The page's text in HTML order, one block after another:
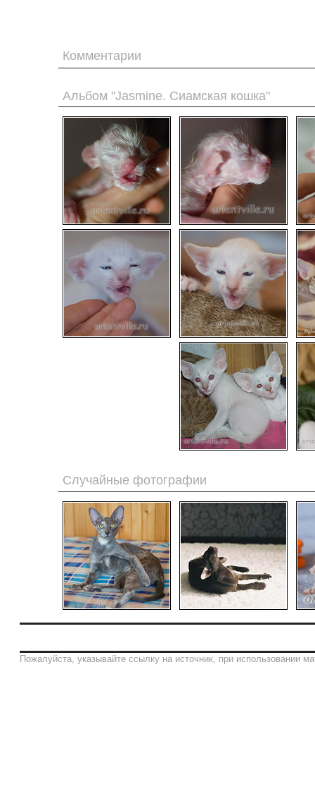
Комментарии
Альбом "Jasmine. Сиамская кошка"
Случайные фотографии
Пожалуйста, указывайте ссылку на источник, при использовании